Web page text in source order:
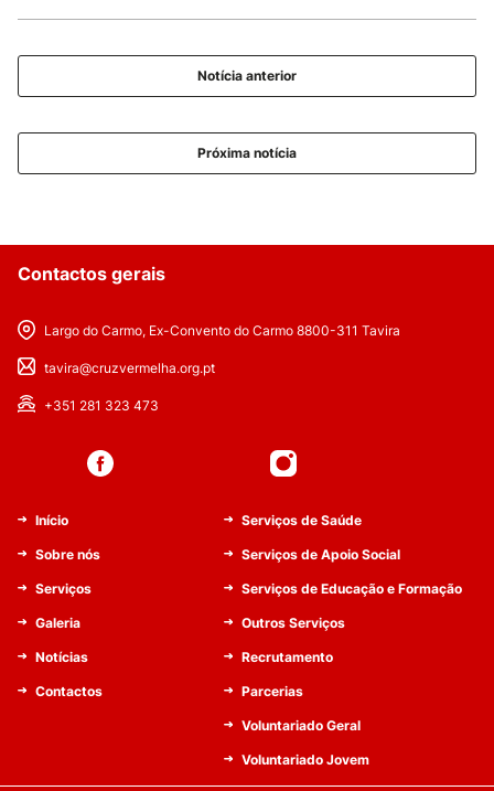
Notícia anterior
Próxima notícia
Contactos gerais
Largo do Carmo, Ex-Convento do Carmo 8800-311 Tavira
tavira@cruzvermelha.org.pt
+351 281 323 473
Início
Sobre nós
Serviços
Galeria
Notícias
Contactos
Serviços de Saúde
Serviços de Apoio Social
Serviços de Educação e Formação
Outros Serviços
Recrutamento
Parcerias
Voluntariado Geral
Voluntariado Jovem